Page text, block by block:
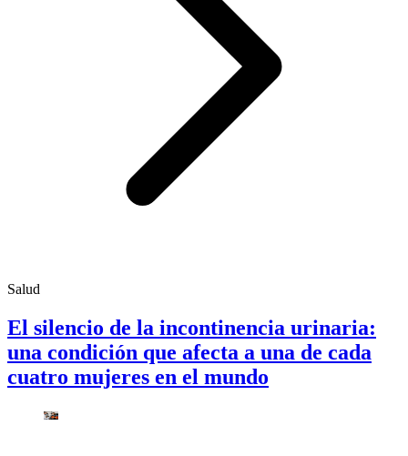
Salud
El silencio de la incontinencia urinaria:
una condición que afecta a una de cada
cuatro mujeres en el mundo